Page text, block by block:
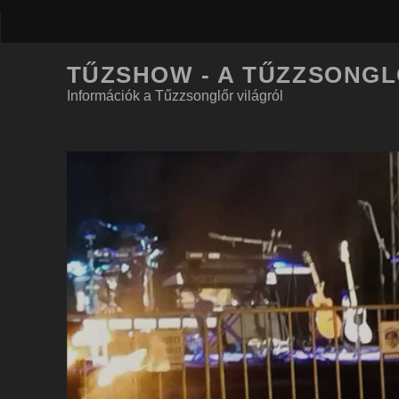
TŰZSHOW - A
Információk a Tűzzsonglőr világról